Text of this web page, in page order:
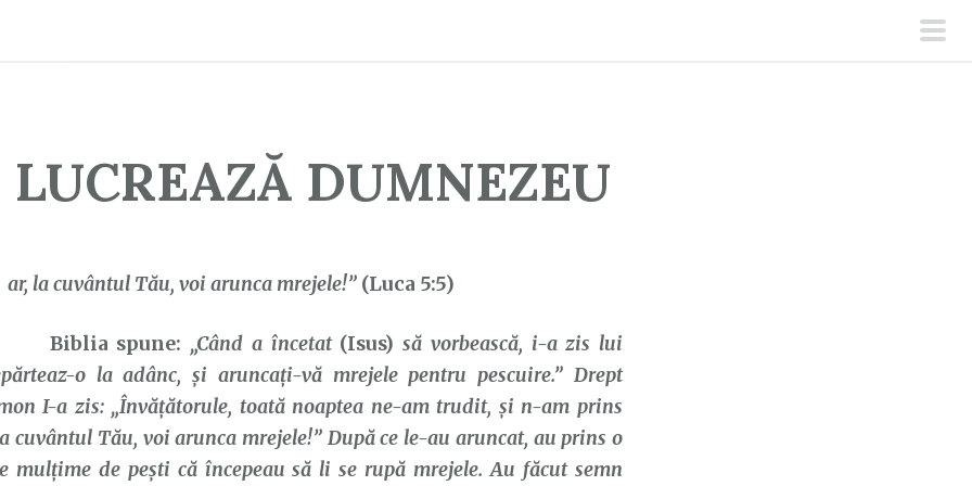
DUMNEZEU
ar, la cuvântul Tău, voi arunca mrejele!” (Luca 5:5)
Biblia spune: „Când a încetat (Isus)să vorbească, i-a zis lui
o la adânc, şi aruncaţi-vă mrejele pentru pescuire.” Drept
I-a zis: „Învăţătorule, toată noaptea ne-am trudit, şi n-am prins
cuvântul Tău, voi arunca mrejele!” După ce le-au aruncat, au prins o
mulţime de peşti că începeau să li se rupă mrejele. Au făcut semn